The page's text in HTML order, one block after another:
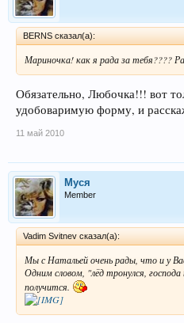
BERNS сказал(а):
Мариночка! как я рада за тебя????
Обязательно, Любочка!!! вот
удобоваримую форму, и
11 май 2010
Муся
Member
Vadim Svitnev сказал(а):
Мы с Натальей очень рады, что и у
Одним словом, "лёд тронулся,
получится.